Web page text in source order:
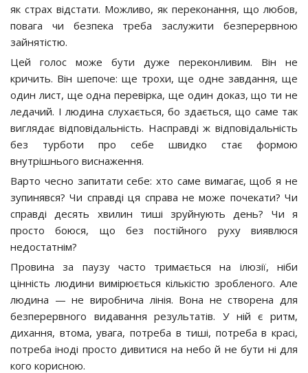
як страх відстати. Можливо, як переконання, що любов,
повага чи безпека треба заслужити безперервною
зайнятістю.
Цей голос може бути дуже переконливим. Він не
кричить. Він шепоче: ще трохи, ще одне завдання, ще
один лист, ще одна перевірка, ще один доказ, що ти не
ледачий. І людина слухається, бо здається, що саме так
виглядає відповідальність. Насправді ж відповідальність
без турботи про себе швидко стає формою
внутрішнього виснаження.
Варто чесно запитати себе: хто саме вимагає, щоб я не
зупинявся? Чи справді ця справа не може почекати? Чи
справді десять хвилин тиші зруйнують день? Чи я
просто боюся, що без постійного руху виявлюся
недостатнім?
Провина за паузу часто тримається на ілюзії, ніби
цінність людини вимірюється кількістю зробленого. Але
людина — не виробнича лінія. Вона не створена для
безперервного видавання результатів. У ній є ритм,
дихання, втома, увага, потреба в тиші, потреба в красі,
потреба іноді просто дивитися на небо й не бути ні для
кого корисною.